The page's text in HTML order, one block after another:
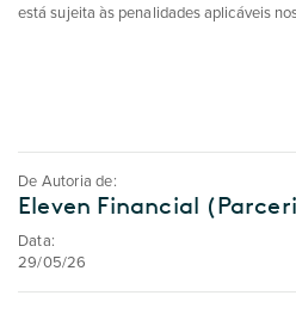
está sujeita às penalidades aplicáveis
De Autoria de:
Eleven Financial
Data:
29/05/26